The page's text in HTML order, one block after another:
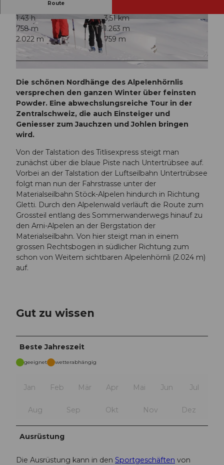
© Engelberg - Titlis Tourismus, Engelberg-Titlis
Tourismus
Route
1:43 h
3,51 km
758 m
1.263 m
2.022 m
759 m
Die schönen Nordhänge des Alpelenhörnlis
versprechen den ganzen Winter über feinsten
Powder. Eine abwechslungsreiche Tour in der
Zentralschweiz, die auch Einsteiger und
Geniesser zum Jauchzen und Johlen bringen
wird.
Von der Talstation des Titlisexpress steigt man
zunächst über die blaue Piste nach Untertrübsee auf.
Vorbei an der Talstation der Luftseilbahn Untertrübsee
folgt man nun der Fahrstrasse unter der
Materialseilbahn Stöck-Alpelen hindurch in Richtung
Gletti. Durch den Alpelenwald verläuft die Route zum
Grossteil entlang des Sommerwanderwegs hinauf zu
den Arni-Alpelen an der Bergstation der
Materialseilbahn. Von hier steigt man in einem
grossen Rechtsbogen in südlicher Richtung zum
schon von Weitem sichtbaren Alpelenhörnli (2.024 m)
auf.
Gut zu wissen
Beste Jahreszeit
geeignet wetterabhängig
Jan Feb Mär Apr Mai Jun Jul
Aug Sep Okt Nov Dez
Ausrüstung
Die Ausrüstung kann in den Sportgeschäften von